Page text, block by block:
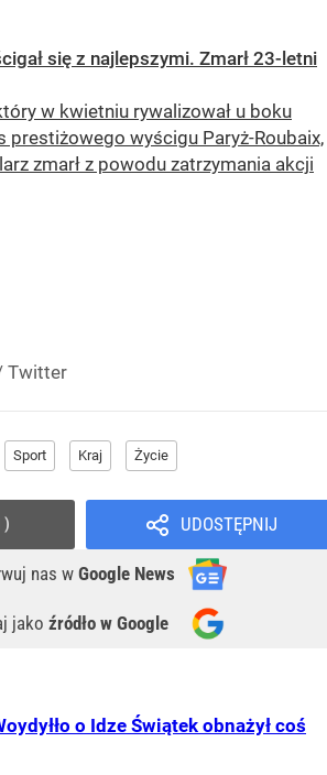
się z najlepszymi. Zmarł 23-letni
w kwietniu rywalizował u boku
prestiżowego wyścigu Paryż-Roubaix,
zmarł z powodu zatrzymania akcji
Twitter
Sport Kraj Życie
UDOSTĘPNIJ
nas w Google News
jako źródło w Google
o Idze Świątek obnażył coś